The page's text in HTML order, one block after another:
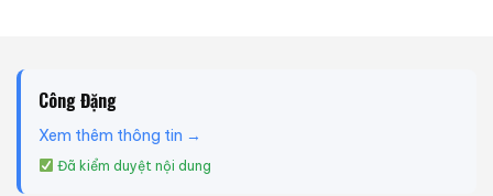
cho tinh thần phiêu lưu của người sáng lập, không chỉ
tượng trưng cho hành trình của ông mà còn trở nên nổi
tiếng thế giới như một bình đựng rượu biểu tượng của
thương hiệu kể từ năm 1952.
Công Đặng
Xem thêm thông tin →
Đã kiểm duyệt nội dung